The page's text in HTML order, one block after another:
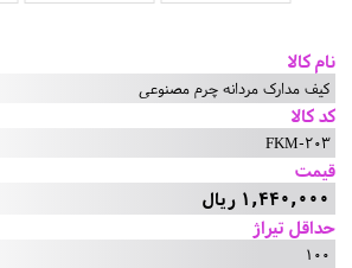
نام کالا
کیف مدارک مردانه چرم مصنوعی
کد کالا
FKM-203
قیمت
1,440,000 ریال
حداقل تیراژ
100